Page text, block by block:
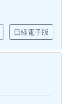
日経電子版